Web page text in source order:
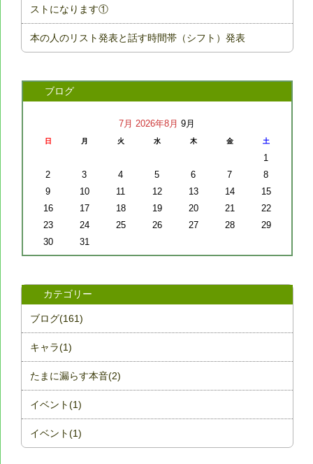
ストになります①
本の人のリスト発表と話す時間帯（シフト）発表
ブログ
7月 2026年8月 9月
日 月 火 水 木 金 土
1
2
3 4 5 6 7
8
9
10 11 12 13 14
15
16
17 18 19 20 21
22
23
24 25 26 27 28
29
30
31
カテゴリー
ブログ(161)
キャラ(1)
たまに漏らす本音(2)
イベント(1)
イベント(1)